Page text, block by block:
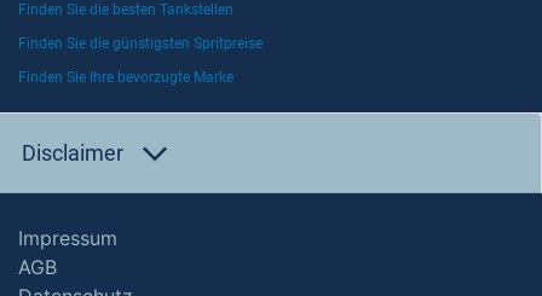
Finden Sie die besten Tankstellen
Finden Sie die günstigsten Spritpreise
Finden Sie Ihre bevorzugte Marke
Disclaimer
Impressum
AGB